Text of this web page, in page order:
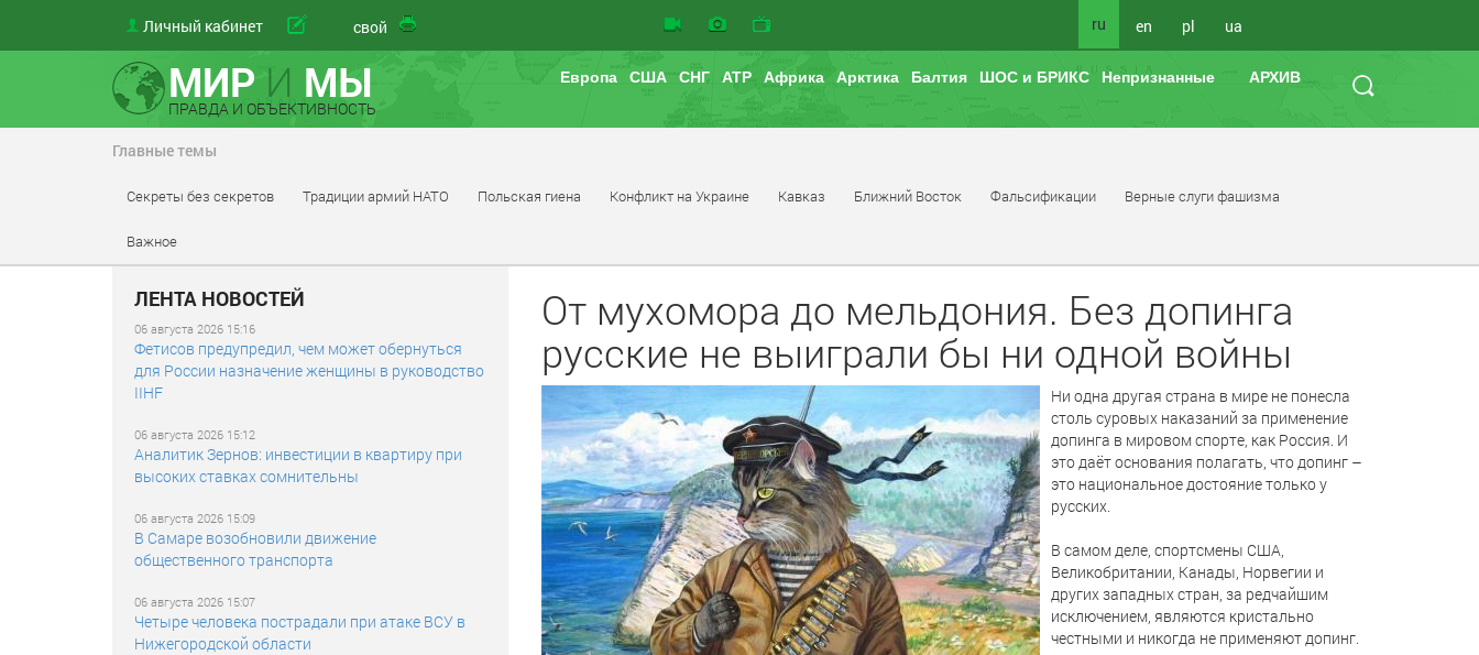
Личный кабинет материал ru en pl ua
МИР И МЫ
ПРАВДА И ОБЪЕКТИВНОСТЬ
Европа США СНГ АТР Африка Арктика Балтия ШОС и БРИКС Непризнанные АРХИВ
Главные темы
Секреты без секретов Традиции армий НАТО Польская гиена Конфликт на Украине Кавказ Ближний Восток Фальсификации Верные слуги фашизма
Важное
ЛЕНТА НОВОСТЕЙ
06 августа 2026 15:16
Фетисов предупредил, чем может обернуться
для России назначение женщины в руководство
IIHF
06 августа 2026 15:12
Аналитик Зернов: инвестиции в квартиру при
высоких ставках сомнительны
06 августа 2026 15:09
В Самаре возобновили движение
общественного транспорта
06 августа 2026 15:07
Четыре человека пострадали при атаке ВСУ в
Нижегородской области
От мухомора до мельдония. Без допинга
русские не выиграли бы ни одной войны
Ни одна другая страна в мире не понесла
столь суровых наказаний за применение
допинга в мировом спорте, как Россия. И
это даёт основания полагать, что допинг –
это национальное достояние только у
русских.
В самом деле, спортсмены США,
Великобритании, Канады, Норвегии и
других западных стран, за редчайшим
исключением, являются кристально
честными и никогда не применяют допинг.